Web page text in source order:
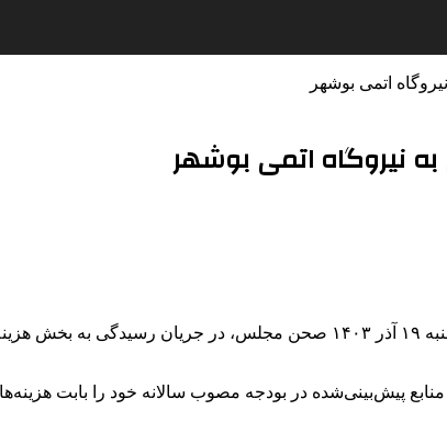
اتمی بوشهر
نیروگاه اتمی بوشهر
پیش‌بینی‌شده در بودجه مصوب سالانه خود را بابت